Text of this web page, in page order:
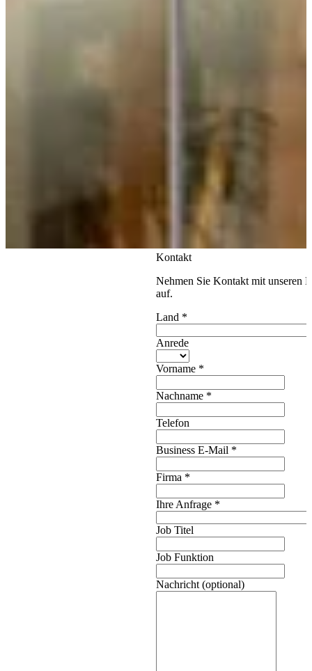
Kontakt
Nehmen Sie Kontakt mit unseren
auf.
Land *
Anrede
Vorname *
Nachname *
Telefon
Business E-Mail *
Firma *
Ihre Anfrage *
Job Titel
Job Funktion
Nachricht (optional)